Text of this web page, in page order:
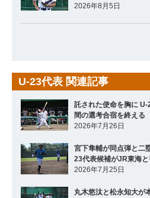
2026年8月5日
U-23代表 関連記事
託された使命を胸に U-
間の選考合宿を終える
2026年7月26日
宮下隼輔が同点弾と
23代表候補がJR東海
2026年7月25日
丸木悠汰と松永知大が